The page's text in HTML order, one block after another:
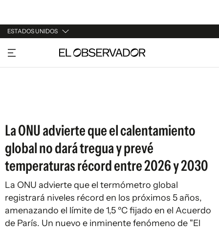
ESTADOS UNIDOS
URUGUAY
ARGENTINA
La ONU advierte que el calentamiento
global no dará tregua y prevé
temperaturas récord entre 2026 y 2030
La ONU advierte que el termómetro global
registrará niveles récord en los próximos 5 años,
amenazando el límite de 1,5 ºC fijado en el Acuerdo
de París. Un nuevo e inminente fenómeno de "El